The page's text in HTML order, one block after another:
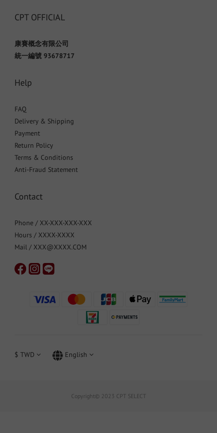
CPT OFFICIAL
康賽概念有限公司
統一編號 93678717
Help
FAQ
Delivery & Shipping
Payment
Return Policy
Terms & Conditions
Anti-Fraud Statement
Contact
Phone / XX-XXX-XXX-XXX
Hours / XXXX-XXXX
Mail / XXX@XXXX.COM
$ TWD English
Copyright© 2023 CPT SELECT